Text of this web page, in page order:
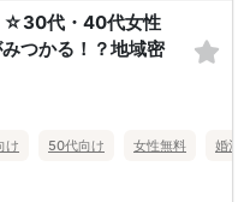
☆30代・40代女性
つかる！？地域密
け 50代向け 女性無料 婚活